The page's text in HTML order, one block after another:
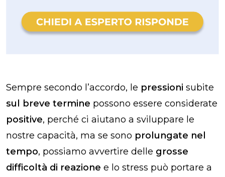
Sempre secondo l’accordo, le pressioni subite
sul breve termine possono essere considerate
positive, perché ci aiutano a sviluppare le
nostre capacità, ma se sono prolungate nel
tempo, possiamo avvertire delle grosse
difficoltà di reazione e lo stress può portare a